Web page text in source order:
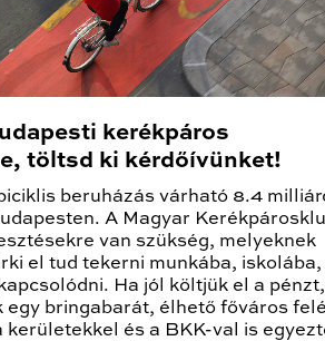
kerékpáros
töltsd ki kérdőívünket!
beruházás várható 8.4
A Magyar
van szükség, melyeknek
el tud tekerni munkába, iskolába,
Ha jól költjük el a
egy bringabarát, élhető főváros
kerületekkel és a BKK-val is